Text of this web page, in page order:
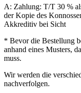
A: Zahlung: T/T 30 %
der Kopie des
Akkreditiv bei Sicht
* Bevor die Bestellung
anhand eines Musters,
muss.
Wir werden die
nachverfolgen.